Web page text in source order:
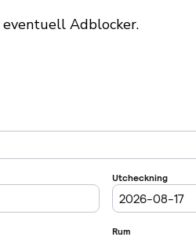
eventuell Adblocker.